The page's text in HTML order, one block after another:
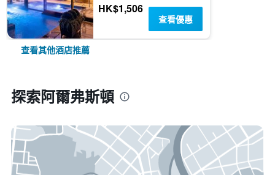
HK$1,506
查看優惠
查看其他酒店推薦
探索阿爾弗斯頓